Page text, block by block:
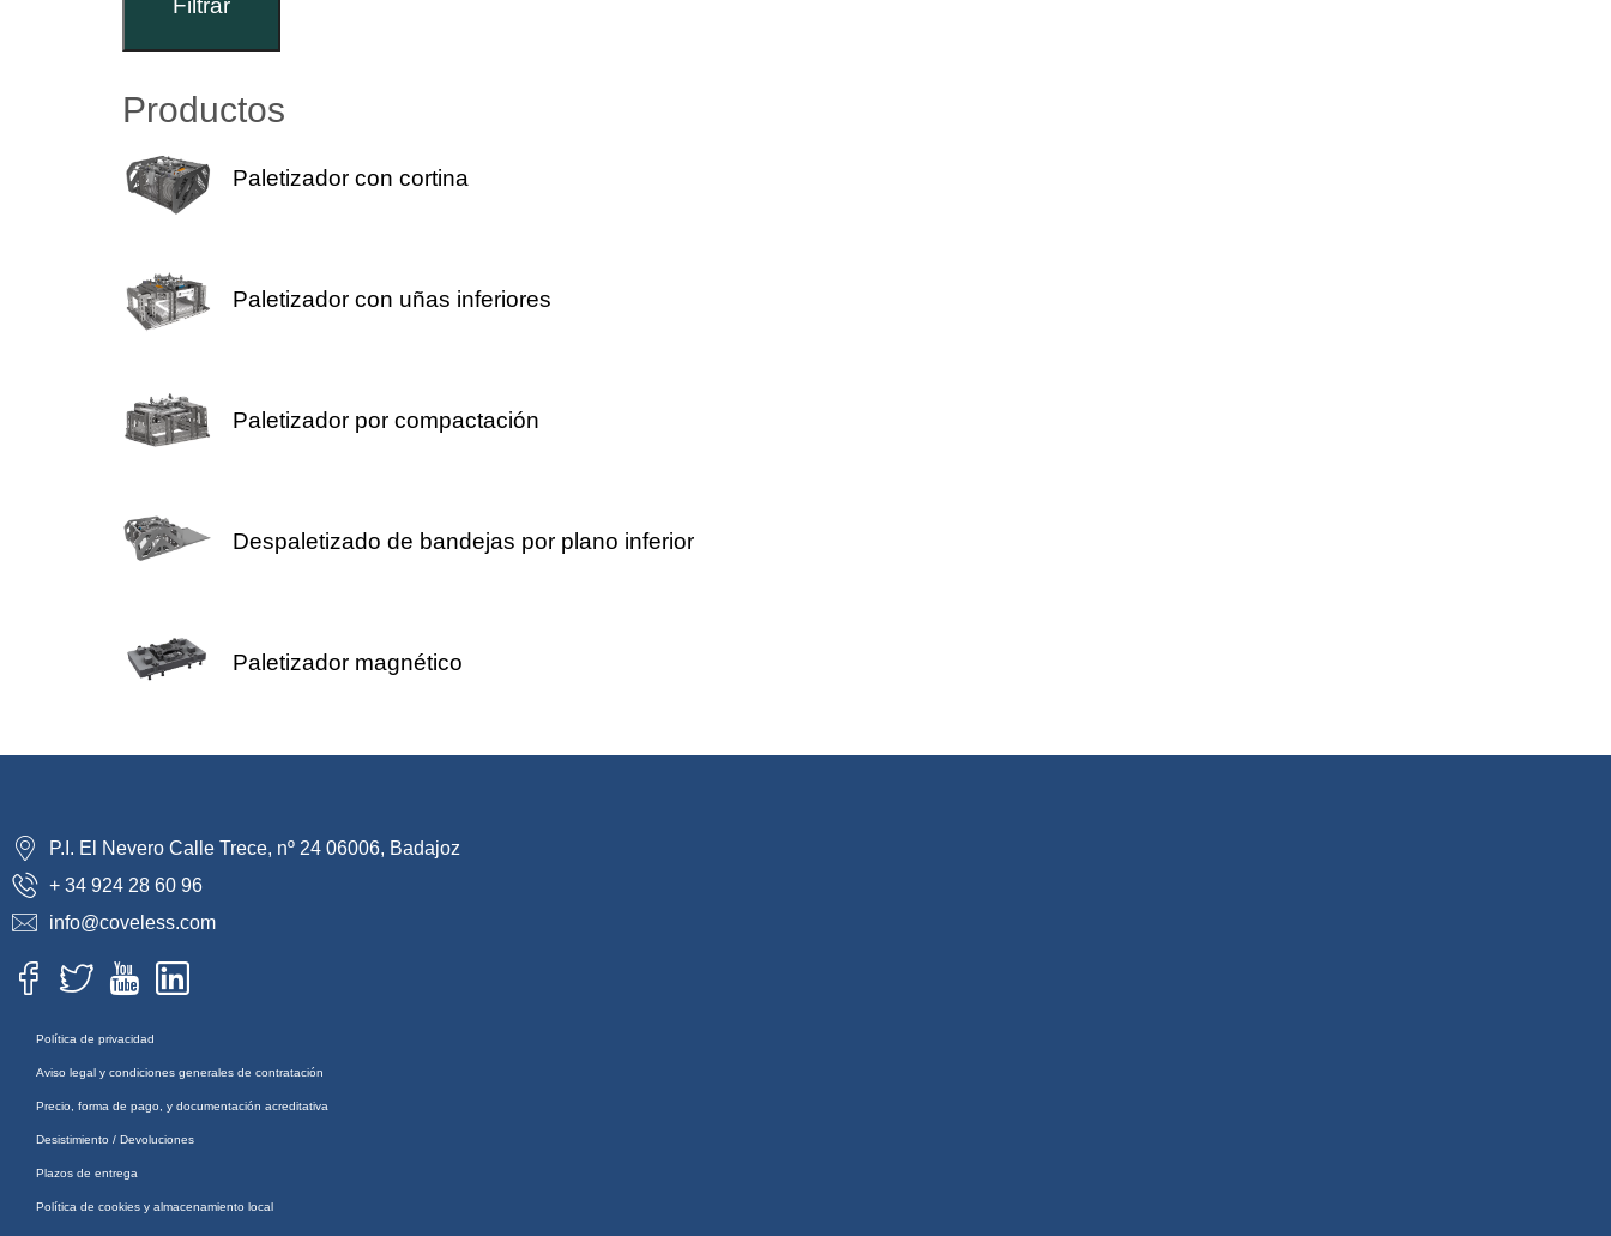
Filtrar
Productos
Paletizador con cortina
Paletizador con uñas inferiores
Paletizador por compactación
Despaletizado de bandejas por plano inferior
Paletizador magnético
P.I. El Nevero Calle Trece, nº 24 06006, Badajoz
+ 34 924 28 60 96
info@coveless.com
Política de privacidad
Aviso legal y condiciones generales de contratación
Precio, forma de pago, y documentación acreditativa
Desistimiento / Devoluciones
Plazos de entrega
Política de cookies y almacenamiento local